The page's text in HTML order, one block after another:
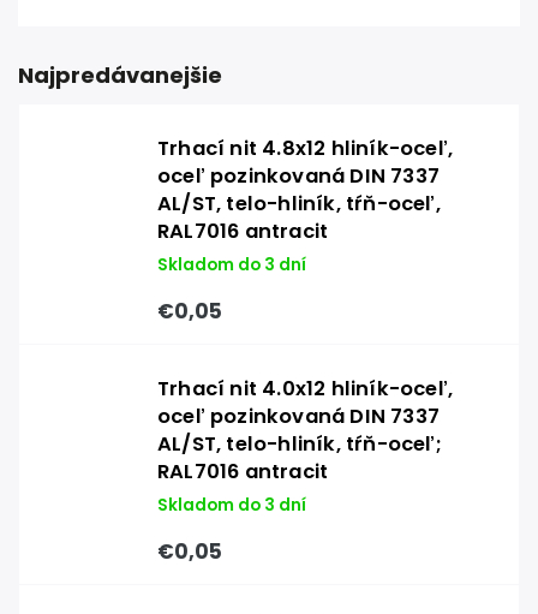
Najpredávanejšie
Trhací nit 4.8x12 hliník-oceľ,
oceľ pozinkovaná DIN 7337
AL/ST, telo-hliník, tŕň-oceľ,
RAL7016 antracit
Skladom do 3 dní
€0,05
Trhací nit 4.0x12 hliník-oceľ,
oceľ pozinkovaná DIN 7337
AL/ST, telo-hliník, tŕň-oceľ;
RAL7016 antracit
Skladom do 3 dní
€0,05